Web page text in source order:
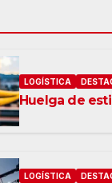
LOGÍSTICA
Huelga de
LOGÍSTICA